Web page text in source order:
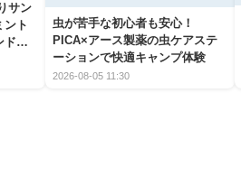
サン
ント
ドの
虫が苦手な初心者も安心！
PICA×アース製薬の虫ケアステ
ーションで快適キャンプ体験
2026-08-05 11:30